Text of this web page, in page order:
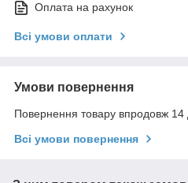
Оплата на рахунок
Всі умови оплати
Умови повернення
Повернення товару впродовж 14
Всі умови повернення